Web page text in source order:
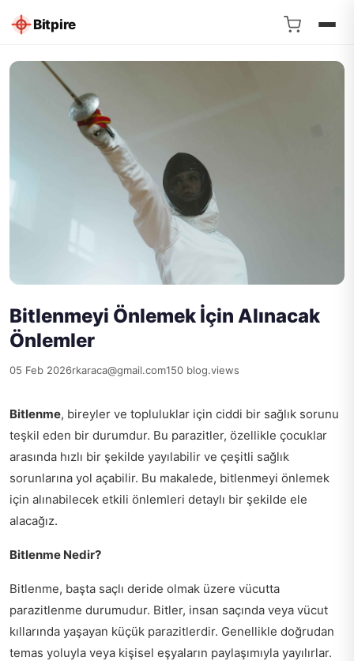
Bitpire
Bitlenmeyi Önlemek İçin Alınacak
Önlemler
05 Feb 2026rkaraca@gmail.com150 blog.views
Bitlenme, bireyler ve topluluklar için ciddi bir sağlık sorunu
teşkil eden bir durumdur. Bu parazitler, özellikle çocuklar
arasında hızlı bir şekilde yayılabilir ve çeşitli sağlık
sorunlarına yol açabilir. Bu makalede, bitlenmeyi önlemek
için alınabilecek etkili önlemleri detaylı bir şekilde ele
alacağız.
Bitlenme Nedir?
Bitlenme, başta saçlı deride olmak üzere vücutta
parazitlenme durumudur. Bitler, insan saçında veya vücut
kıllarında yaşayan küçük parazitlerdir. Genellikle doğrudan
temas yoluyla veya kişisel eşyaların paylaşımıyla yayılırlar.